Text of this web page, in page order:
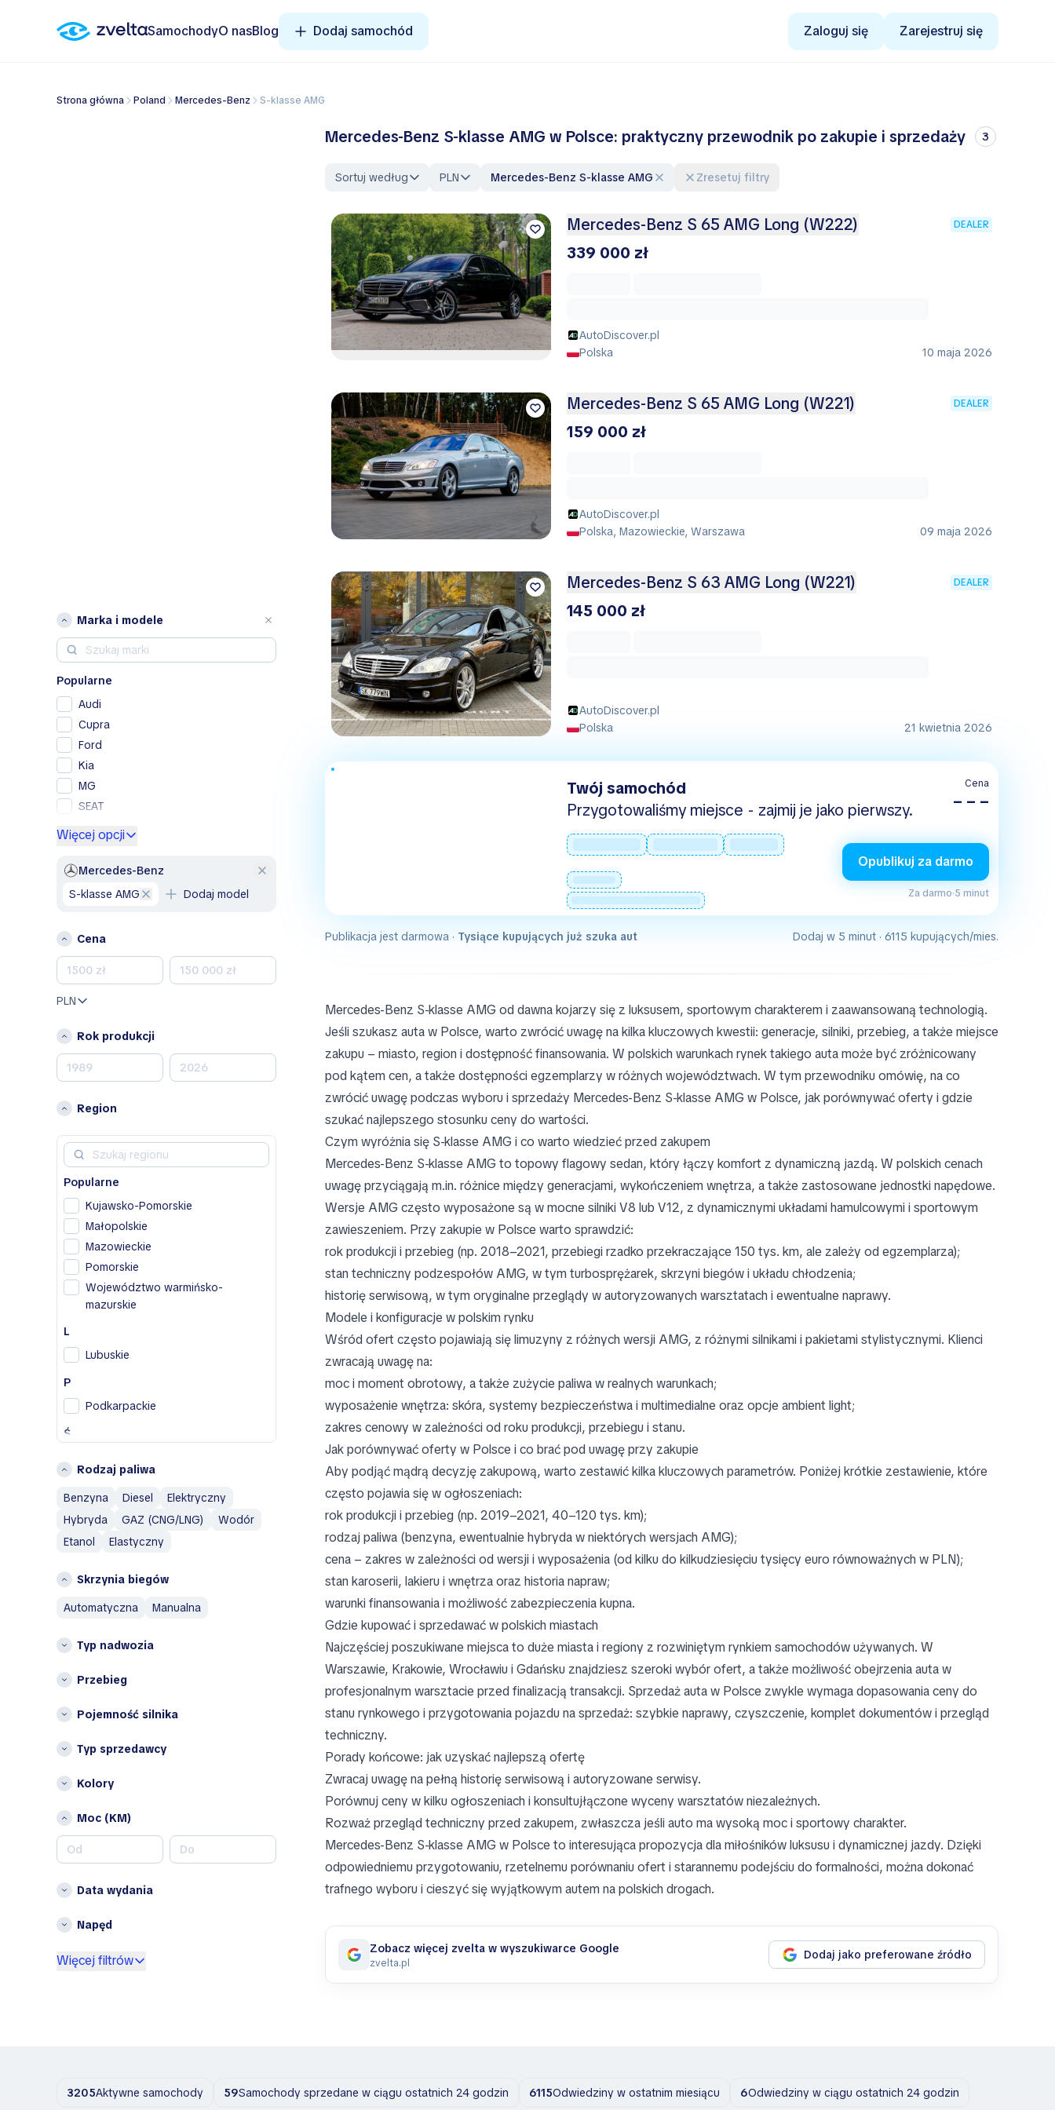
SamochodyO nasBlog Dodaj samochód Zaloguj się Zarejestruj się
Strona główna Poland Mercedes-Benz S-klasse AMG
Marka i modele
Popularne
Audi
Cupra
Ford
Kia
MG
SEAT
Skoda
Volvo
B
Bentley
C
Chevrolet
Chrysler
Citroen
Dacia
Fiat
H
Honda
Jaguar
M
Mazda
Mercedes-Benz
Mitsubishi
N
O
Omoda
P
Peugeot
Porsche
R
RAM
S
Suzuki
ACE EV
Więcej opcji
Mercedes-Benz
S-klasse AMG
Dodaj model
Cena
PLN
Rok produkcji
Region
Popularne
Kujawsko-Pomorskie
Małopolskie
Mazowieckie
Pomorskie
Województwo warmińsko-
mazurskie
L
Lubuskie
P
Podkarpackie
Ś
Świętokrzyskie
W
Wielkopolskie
Województwo dolnośląskie
Województwo lubelskie
województwo
Inne
Opolskie
Rodzaj paliwa
Benzyna
Diesel
Elektryczny
Hybryda
GAZ (CNG/LNG)
Wodór
Etanol
Elastyczny
Skrzynia biegów
automatyczna
manualna
Typ nadwozia
Przebieg
Pojemność silnika
Typ sprzedawcy
Kolory
Moc (KM)
Data wydania
Napęd
Więcej filtrów
Mercedes-Benz S-klasse AMG w Polsce: praktyczny przewodnik po zakupie i sprzedaży 3
Sortuj według PLN Mercedes-Benz S-klasse AMG Zresetuj filtry
Mercedes-Benz S 65 AMG Long (W222) DEALER
339 000 zł
AutoDiscover.pl
Polska
10 maja 2026
Mercedes-Benz S 65 AMG Long (W221) DEALER
159 000 zł
AutoDiscover.pl
Polska, Mazowieckie, Warszawa
09 maja 2026
Mercedes-Benz S 63 AMG Long (W221) DEALER
145 000 zł
AutoDiscover.pl
Polska
21 kwietnia 2026
Twój samochód
Przygotowaliśmy miejsce - zajmij je jako pierwszy.
Cena
– – –
Opublikuj za darmo
Za darmo·5 minut
Publikacja jest darmowa · Tysiące kupujących już szuka aut Dodaj w 5 minut · 6115 kupujących/mies.
Mercedes-Benz S-klasse AMG od dawna kojarzy się z luksusem, sportowym charakterem i zaawansowaną technologią.
Jeśli szukasz auta w Polsce, warto zwrócić uwagę na kilka kluczowych kwestii: generacje, silniki, przebieg, a także miejsce
zakupu – miasto, region i dostępność finansowania. W polskich warunkach rynek takiego auta może być zróżnicowany
pod kątem cen, a także dostępności egzemplarzy w różnych województwach. W tym przewodniku omówię, na co
zwrócić uwagę podczas wyboru i sprzedaży Mercedes-Benz S-klasse AMG w Polsce, jak porównywać oferty i gdzie
szukać najlepszego stosunku ceny do wartości.
Czym wyróżnia się S-klasse AMG i co warto wiedzieć przed zakupem
Mercedes-Benz S-klasse AMG to topowy flagowy sedan, który łączy komfort z dynamiczną jazdą. W polskich cenach
uwagę przyciągają m.in. różnice między generacjami, wykończeniem wnętrza, a także zastosowane jednostki napędowe.
Wersje AMG często wyposażone są w mocne silniki V8 lub V12, z dynamicznymi układami hamulcowymi i sportowym
zawieszeniem. Przy zakupie w Polsce warto sprawdzić:
rok produkcji i przebieg (np. 2018–2021, przebiegi rzadko przekraczające 150 tys. km, ale zależy od egzemplarza);
stan techniczny podzespołów AMG, w tym turbosprężarek, skrzyni biegów i układu chłodzenia;
historię serwisową, w tym oryginalne przeglądy w autoryzowanych warsztatach i ewentualne naprawy.
Modele i konfiguracje w polskim rynku
Wśród ofert często pojawiają się limuzyny z różnych wersji AMG, z różnymi silnikami i pakietami stylistycznymi. Klienci
zwracają uwagę na:
moc i moment obrotowy, a także zużycie paliwa w realnych warunkach;
wyposażenie wnętrza: skóra, systemy bezpieczeństwa i multimedialne oraz opcje ambient light;
zakres cenowy w zależności od roku produkcji, przebiegu i stanu.
Jak porównywać oferty w Polsce i co brać pod uwagę przy zakupie
Aby podjąć mądrą decyzję zakupową, warto zestawić kilka kluczowych parametrów. Poniżej krótkie zestawienie, które
często pojawia się w ogłoszeniach:
rok produkcji i przebieg (np. 2019–2021, 40–120 tys. km);
rodzaj paliwa (benzyna, ewentualnie hybryda w niektórych wersjach AMG);
cena – zakres w zależności od wersji i wyposażenia (od kilku do kilkudziesięciu tysięcy euro równoważnych w PLN);
stan karoserii, lakieru i wnętrza oraz historia napraw;
warunki finansowania i możliwość zabezpieczenia kupna.
Gdzie kupować i sprzedawać w polskich miastach
Najczęściej poszukiwane miejsca to duże miasta i regiony z rozwiniętym rynkiem samochodów używanych. W
Warszawie, Krakowie, Wrocławiu i Gdańsku znajdziesz szeroki wybór ofert, a także możliwość obejrzenia auta w
profesjonalnym warsztacie przed finalizacją transakcji. Sprzedaż auta w Polsce zwykle wymaga dopasowania ceny do
stanu rynkowego i przygotowania pojazdu na sprzedaż: szybkie naprawy, czyszczenie, komplet dokumentów i przegląd
techniczny.
Porady końcowe: jak uzyskać najlepszą ofertę
Zwracaj uwagę na pełną historię serwisową i autoryzowane serwisy.
Porównuj ceny w kilku ogłoszeniach i konsultujłączone wyceny warsztatów niezależnych.
Rozważ przegląd techniczny przed zakupem, zwłaszcza jeśli auto ma wysoką moc i sportowy charakter.
Mercedes-Benz S-klasse AMG w Polsce to interesująca propozycja dla miłośników luksusu i dynamicznej jazdy. Dzięki
odpowiedniemu przygotowaniu, rzetelnemu porównaniu ofert i starannemu podejściu do formalności, można dokonać
trafnego wyboru i cieszyć się wyjątkowym autem na polskich drogach.
Zobacz więcej zvelta w wyszukiwarce Google
zvelta.pl
Dodaj jako preferowane źródło
3205Aktywne samochody 59Samochody sprzedane w ciągu ostatnich 24 godzin 6115Odwiedziny w ostatnim miesiącu 6Odwiedziny w ciągu ostatnich 24 godzin